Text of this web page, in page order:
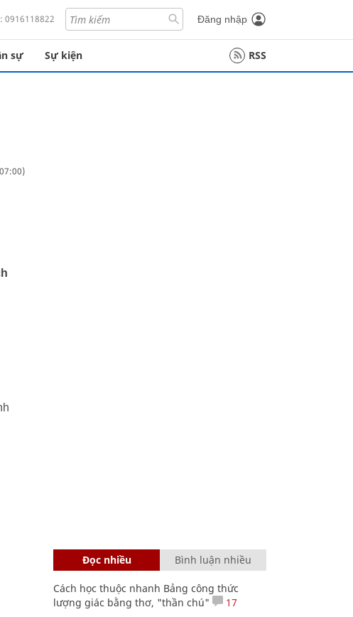
0916118822 Đăng nhập
sự Sự kiện RSS
Đọc nhiều Bình luận nhiều
Cách học thuộc nhanh Bảng công thức
lượng giác bằng thơ, "thần chú"
17